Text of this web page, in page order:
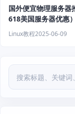
国外便宜物理服务器
618美国服务器优惠）
Linux教程2025-06-09